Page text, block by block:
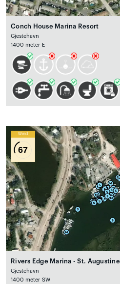
Conch House Marina Resort
Gjestehavn
1400 meter E
Wind
67
Rivers Edge Marina - St. Augustine
Gjestehavn
1400 meter SW